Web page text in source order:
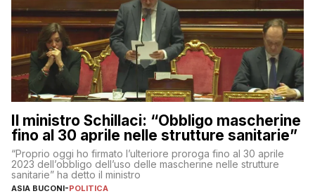
Il ministro Schillaci: “Obbligo mascherine
fino al 30 aprile nelle strutture sanitarie”
“Proprio oggi ho firmato l’ulteriore proroga fino al 30 aprile
2023 dell’obbligo dell’uso delle mascherine nelle strutture
sanitarie” ha detto il ministro
ASIA BUCONI-POLITICA